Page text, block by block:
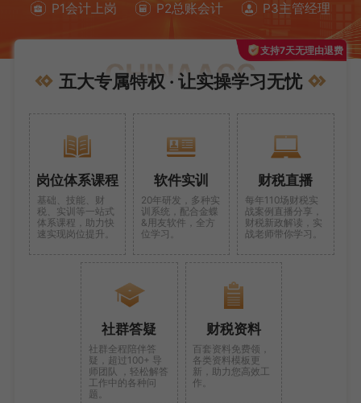
P1会计上岗 P2总账会计 P3主管经理
支持7天无理由退费
五大专属特权 · 让实操学习无忧
岗位体系课程
基础、技能、财
税、实训等一站式
体系课程，助力快
速实现岗位提升。
软件实训
20年研发，多种实
训系统，配合金蝶
&用友软件，全方
位学习。
财税直播
每年110场财税实
战案例直播分享，
财税新政解读，实
战老师带你学习。
社群答疑
社群全程陪伴答
疑，超过100+ 导
师团队 ，轻松解答
工作中的各种问
题。
财税资料
百套资料免费领，
各类资料模板更
新，助力您高效工
作。